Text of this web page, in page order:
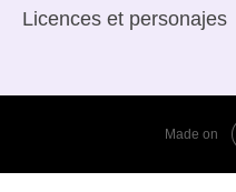
Licences et personajes
Made on